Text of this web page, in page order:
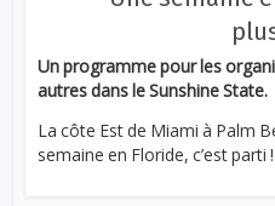
Un programme pour les
autres dans le Sunshine State.
La côte Est de Miami à Palm
semaine en Floride, c’est parti